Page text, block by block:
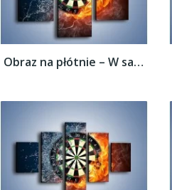
Obraz na płótnie – W sam środek tarczy –...